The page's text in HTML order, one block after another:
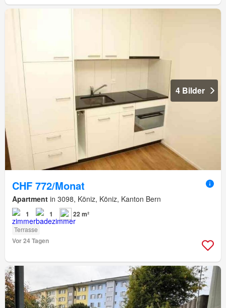
4 Bilder
CHF 772/Monat
Apartment in 3098, Köniz, Köniz, Kanton Bern
1 1 22 m²
Terrasse
Vor 24 Tagen